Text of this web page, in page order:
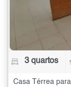
3 quartos
Casa Térrea